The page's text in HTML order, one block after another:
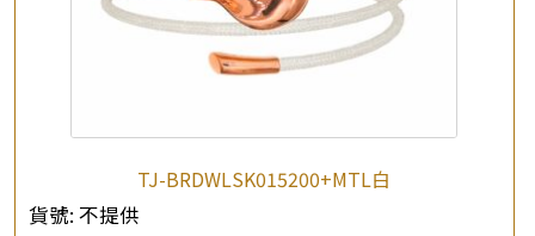
TJ-BRDWLSK015200+MTL白
貨號: 不提供